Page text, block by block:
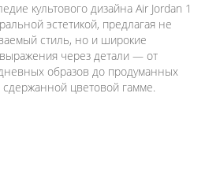
культового дизайна Air Jordan 1
эстетикой, предлагая не
стиль, но и широкие
через детали — от
образов до продуманных
цветовой гамме.